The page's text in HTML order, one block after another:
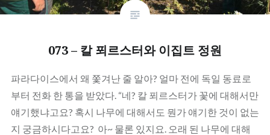
073 – 칼 푀르스터와 이집트 정원
파라다이스에서 왜 쫓겨난 줄 알아? 얼마 전에 독일 동료로
부터 전화 한 통을 받았다. “네? 칼 푀르스터가 꽃에 대해서만
얘기했냐고요? 혹시 나무에 대해서도 뭔가 얘기한 것이 없는
지 궁금하시다고요? 아~ 물론 있지요. 오래 된 나무에 대해